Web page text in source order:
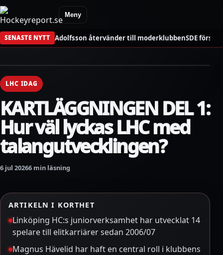
Meny
SENASTE NYTT Adolfsson återvänder till moderklubbenSDE
LHC IDAG
KARTLÄGGNINGEN DEL 1:
Hur väl lyckas LHC med
talangutvecklingen?
6 jul 20266 min läsning
ARTIKELN I KORTHET
Linköping HC:s juniorverksamhet har utvecklat 14
spelare till elitkarriärer sedan 2006/07
Magnus Hävelid har haft en central roll i klubbens